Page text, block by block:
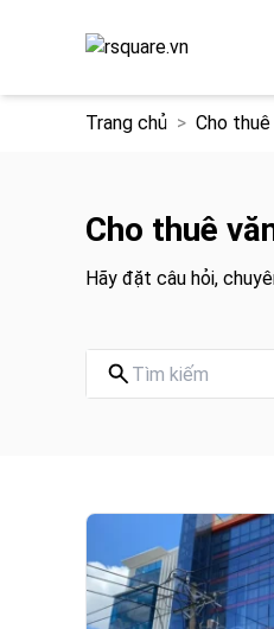
Trang chủ Cho
Cho thuê
Hãy đặt câu hỏi,